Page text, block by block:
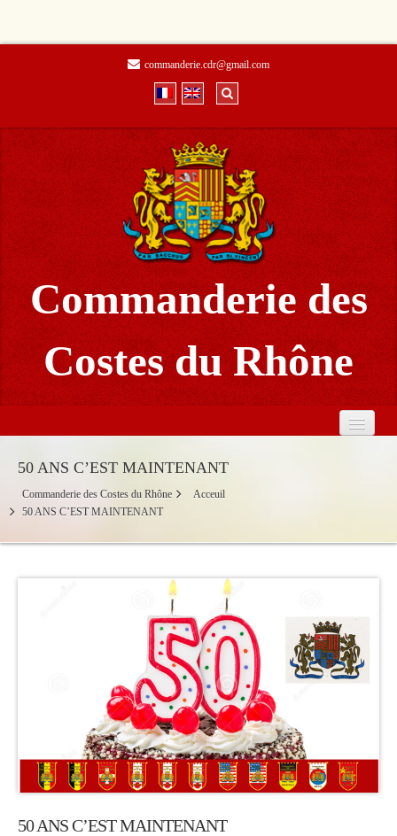
commanderie.cdr@gmail.com
Commanderie des
Costes du Rhône
Les Baronnies
Calendrier
Contact
50 ANS C’EST MAINTENANT
Commanderie des Costes du Rhône
Acceuil
50 ANS C’EST MAINTENANT
50 ANS C’EST MAINTENANT